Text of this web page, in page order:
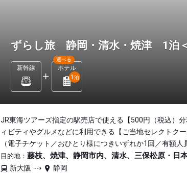
ずらし旅 静岡・清水・焼津 1泊
新幹線 ホテル
選べる
1 泊
JR東海ツアーズ指定の駅売店で使える【500円（税込）
ィビティやグルメなどに利用できる【ご当地セレクトクー
（電子チケット／おひとり様につきいずれか1回／有額人
目的地： 藤枝、焼津、静岡市内、清水、三保松原・日
新大阪
静岡